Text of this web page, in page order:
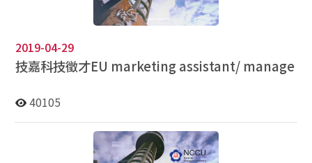
班之軍職學員。 ※責任義務： 1、每週工作5天，每天工
5、試用期3個月；每月由學校記錄授課情形，每季由政治
大學進行輔導考核（現地訪視及學員生問卷調查等）。
能力設計及編製適合學員（生）學習之教材與內容。 3、
語言競賽或培訓活動。 ※福利待遇： 1、依教育部待遇
標準表核支薪資（學士1級62,720元、碩士1級69,965
2019-04-29
技嘉科技徵才EU marketing assistant/ manage
40105